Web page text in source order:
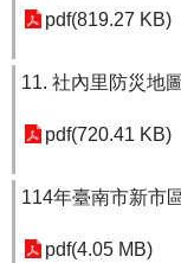
pdf(819.27 KB)
11. 社內里防災地
pdf(720.41 KB)
114年臺南市新市
pdf(4.05 MB)